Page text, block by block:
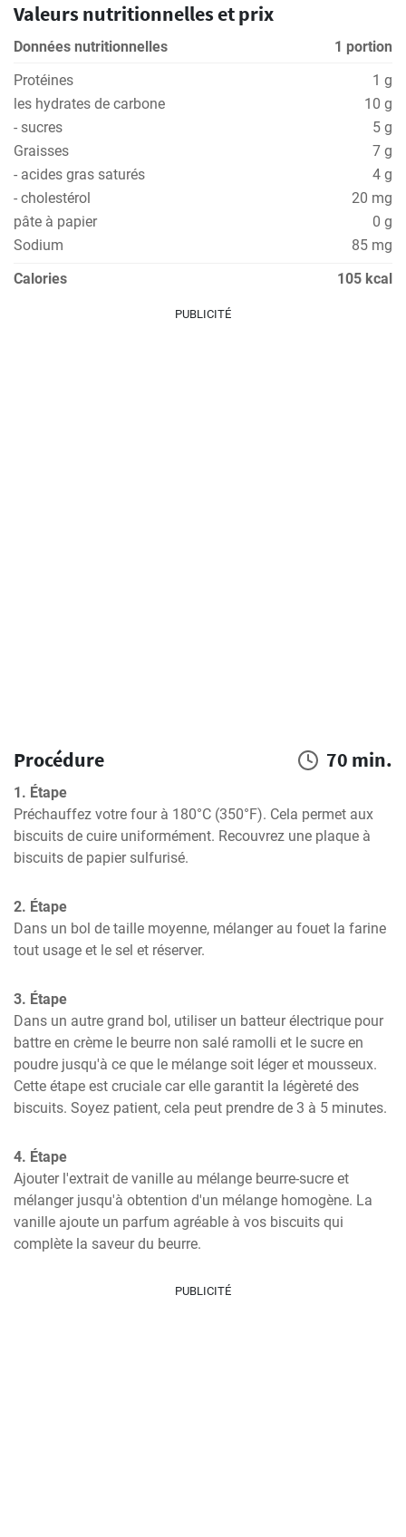
Valeurs nutritionnelles et prix
Données nutritionnelles
1 portion
Protéines
1 g
les hydrates de carbone
10 g
- sucres
5 g
Graisses
7 g
- acides gras saturés
4 g
- cholestérol
20 mg
pâte à papier
0 g
Sodium
85 mg
Calories
105 kcal
PUBLICITÉ
Procédure 70 min.
1. Étape
Préchauffez votre four à 180°C (350°F). Cela permet aux
biscuits de cuire uniformément. Recouvrez une plaque à
biscuits de papier sulfurisé.
2. Étape
Dans un bol de taille moyenne, mélanger au fouet la farine
tout usage et le sel et réserver.
3. Étape
Dans un autre grand bol, utiliser un batteur électrique pour
battre en crème le beurre non salé ramolli et le sucre en
poudre jusqu'à ce que le mélange soit léger et mousseux.
Cette étape est cruciale car elle garantit la légèreté des
biscuits. Soyez patient, cela peut prendre de 3 à 5 minutes.
4. Étape
Ajouter l'extrait de vanille au mélange beurre-sucre et
mélanger jusqu'à obtention d'un mélange homogène. La
vanille ajoute un parfum agréable à vos biscuits qui
complète la saveur du beurre.
PUBLICITÉ